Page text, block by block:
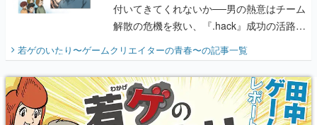
付いてきてくれないか──男の熱意はチーム
解散の危機を救い、『.hack』成功の活路を
『少年ジャンプ』色だった【若ゲのいた
り】
若ゲのいたり〜ゲームクリエイターの青春〜の記事一覧